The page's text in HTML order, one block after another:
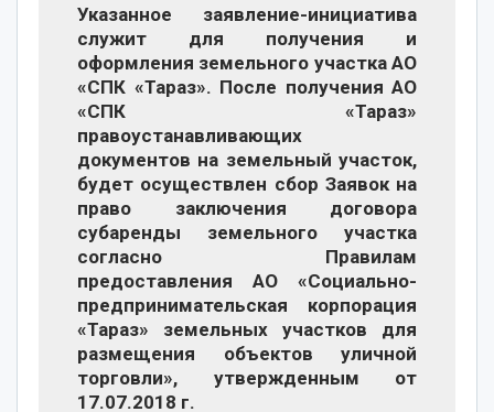
Указанное заявление-инициатива
служит для получения и
оформления земельного участка АО
«СПК «Тараз». После получения АО
«СПК «Тараз»
правоустанавливающих
документов на земельный участок,
будет осуществлен сбор Заявок на
право заключения договора
субаренды земельного участка
согласно Правилам
предоставления АО «Социально-
предпринимательская корпорация
«Тараз» земельных участков для
размещения объектов уличной
торговли», утвержденным от
17.07.2018 г.